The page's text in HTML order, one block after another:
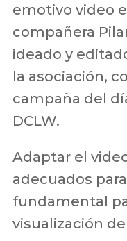
emotivo video
compañera
ideado y
la asociación,
campaña del
DCLW.
Adaptar el
adecuados
fundamental
visualización